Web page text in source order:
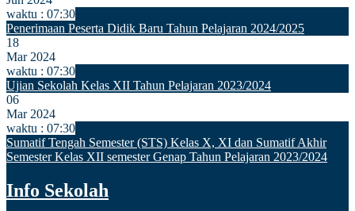
waktu : 07:30
Penerimaan Peserta Didik Baru Tahun Pelajaran 2024/2025
18
Mar 2024
waktu : 07:30
Ujian Sekolah Kelas XII Tahun Pelajaran 2023/2024
06
Mar 2024
waktu : 07:30
Sumatif Tengah Semester (STS) Kelas X, XI dan Sumatif Akhir
Semester Kelas XII semester Genap Tahun Pelajaran 2023/2024
Info Sekolah